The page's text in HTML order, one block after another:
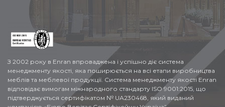
З 2002 року в Enran впроваджена і успішно діє система
менеджменту якості, яка поширюється на всі етапи виробництва
меблів та меблевої продукції. Система менеджменту якості Enran
відповідає вимогам міжнародного стандарту ISO 9001:2015, що
підтверджується сертифікатом № UA230468, який виданий